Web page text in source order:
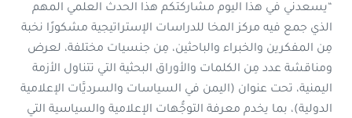
“يسعدني في هذا اليوم مشاركتكم هذا الحدث العلمي المهم
الذي جمع فيه مركز المخا للدراسات الإستراتيجية مشكورًا نخبة
مِن المفكرين والخبراء والباحثين، مِن جنسيات مختلفة، لعرض
ومناقشة عدد مِن الكلمات والأوراق البحثية التي تتناول الأزمة
اليمنية، تحت عنوان (اليمن في السياسات والسرديَّات الإعلامية
الدولية)، بما يخدم معرفة التوجُّهات الإعلامية والسياسية التي